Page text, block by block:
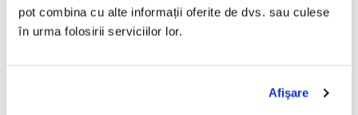
pot combina cu alte informații oferite de dvs. sau culese
în urma folosirii serviciilor lor.
Afişare